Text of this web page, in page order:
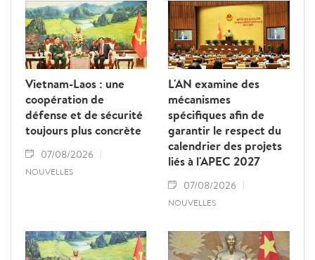
Vietnam-Laos : une
coopération de
défense et de sécurité
toujours plus concrète
07/08/2026
NOUVELLES
L'AN examine des
mécanismes
spécifiques afin de
garantir le respect du
calendrier des projets
liés à l'APEC 2027
07/08/2026
NOUVELLES